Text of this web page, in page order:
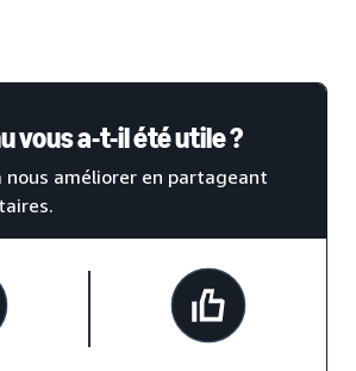
vous a-t-il été utile ?
nous améliorer en partageant